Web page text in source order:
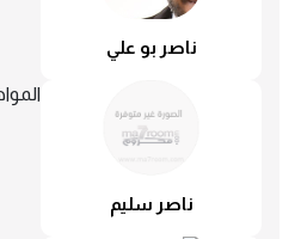
ناصر بو علي
ناصر سليم